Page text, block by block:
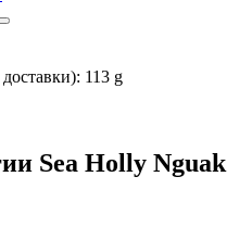
113 g
Sea Holly Nguak